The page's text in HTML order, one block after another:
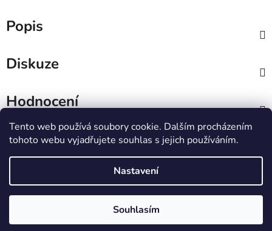
Tento web používá soubory cookie. Dalším procházením
tohoto webu vyjadřujete souhlas s jejich používáním.
Nastavení
Souhlasím
Popis
Diskuze
Hodnocení
IT e-shop
Vytvořil Shoptet
PCL Štětí s.r.o.
vyhrazena.